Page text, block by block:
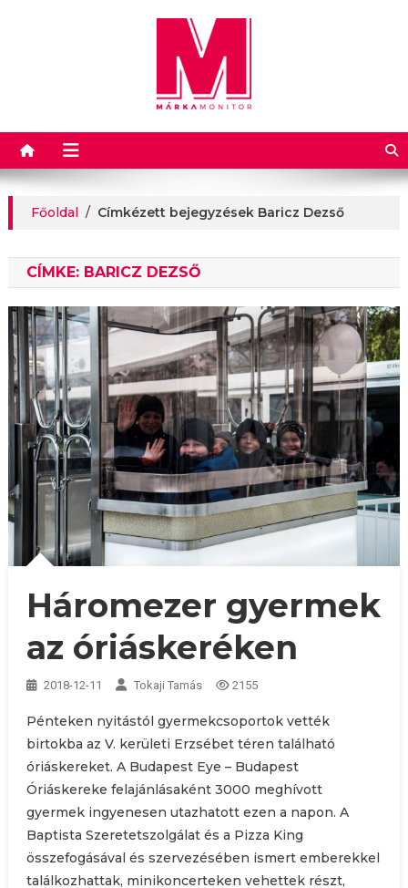
Márkamonitor
Főoldal / Címkézett bejegyzések Baricz Dezső
CÍMKE: BARICZ DEZSŐ
Háromezer gyermek
az óriáskeréken
2018-12-11 Tokaji Tamás 2155
Pénteken nyitástól gyermekcsoportok vették
birtokba az V. kerületi Erzsébet téren található
óriáskereket. A Budapest Eye – Budapest
Óriáskereke felajánlásaként 3000 meghívott
gyermek ingyenesen utazhatott ezen a napon. A
Baptista Szeretetszolgálat és a Pizza King
összefogásával és szervezésében ismert emberekkel
találkozhattak, minikoncerteken vehettek részt,